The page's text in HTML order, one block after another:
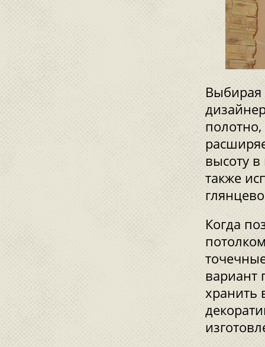
Выбирая
высоту
также
Когда
вариант
хранить